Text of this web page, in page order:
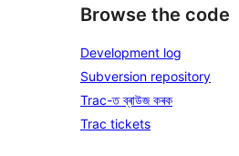
Browse the code
Development log
Subversion repository
Trac-ত ব্ৰাউজ কৰক
Trac tickets